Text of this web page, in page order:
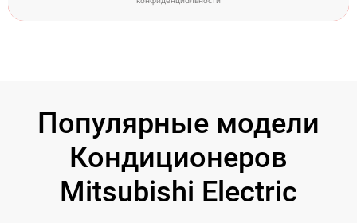
Популярные модели
Кондиционеров
Mitsubishi Electric